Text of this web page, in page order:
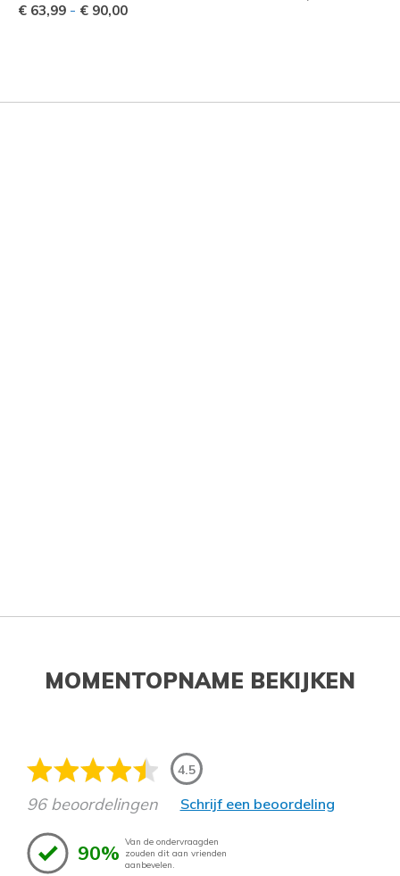
€ 63,99 - € 90,00
MOMENTOPNAME BEKIJKEN
4.5
96 beoordelingen Schrijf een beoordeling
90% Van de ondervraagden
zouden dit aan vrienden
aanbevelen.